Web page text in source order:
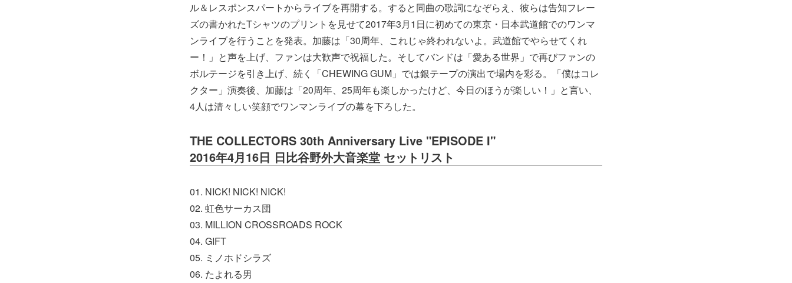
ル＆レスポンスパートからライブを再開する。すると同曲の歌詞になぞらえ、彼らは告知フレー
ズの書かれたTシャツのプリントを見せて2017年3月1日に初めての東京・日本武道館でのワンマ
ンライブを行うことを発表。加藤は「30周年、これじゃ終われないよ。武道館でやらせてくれ
ー！」と声を上げ、ファンは大歓声で祝福した。そしてバンドは「愛ある世界」で再びファンの
ボルテージを引き上げ、続く「CHEWING GUM」では銀テープの演出で場内を彩る。「僕はコレ
クター」演奏後、加藤は「20周年、25周年も楽しかったけど、今日のほうが楽しい！」と言い、
4人は清々しい笑顔でワンマンライブの幕を下ろした。
THE COLLECTORS 30th Anniversary Live "EPISODE I"
2016年4月16日 日比谷野外大音楽堂 セットリスト
01. NICK! NICK! NICK!
02. 虹色サーカス団
03. MILLION CROSSROADS ROCK
04. GIFT
05. ミノホドシラズ
06. たよれる男